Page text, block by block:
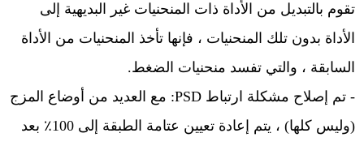
تقوم بالتبديل من الأداة ذات المنحنيات غير البديهية إلى
الأداة بدون تلك المنحنيات ، فإنها تأخذ المنحنيات من الأداة
السابقة ، والتي تفسد منحنيات الضغط.
- تم إصلاح مشكلة ارتباط PSD: مع العديد من أوضاع المزج
(وليس كلها) ، يتم إعادة تعيين عتامة الطبقة إلى 100٪ بعد